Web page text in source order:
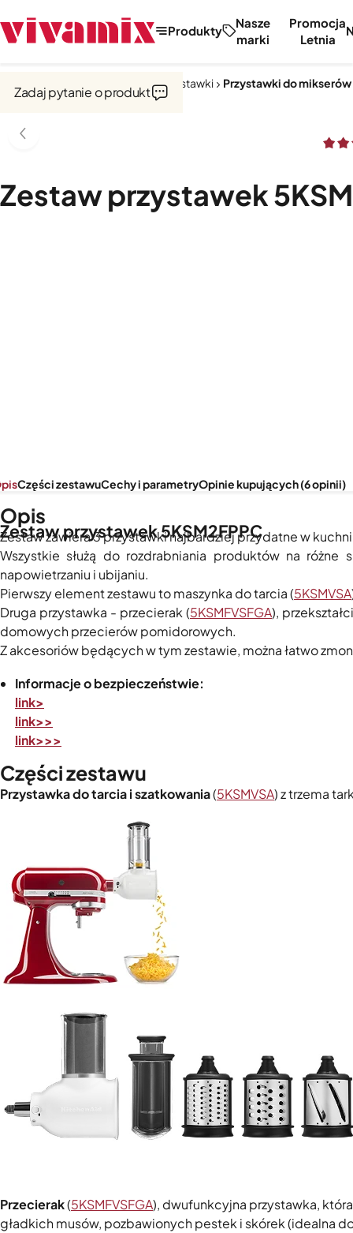
Produkty
Nasze
marki
Promocja
Letnia
Miksery, misy, przystawki Przystawki do mikserów
Zestaw przystawek
Zadaj pytanie o produkt
Zestaw przystawek 5KSM2FPPC
Części zestawuCechy i parametryOpinie kupujących (6 opinii)
Opis
Zestaw zawiera 3 przystawki najbardziej przydatne w
Wszystkie służą do rozdrabniania produktów na
napowietrzaniu i ubijaniu.
Pierwszy element zestawu to maszynka do tarcia (5KSMVSA
Druga przystawka - przecierak (5KSMFVSFGA),
domowych przecierów pomidorowych.
Z akcesoriów będących w tym zestawie, można łatwo
Informacje o bezpieczeństwie:
link>
link>>
link>>>
Części zestawu
Przystawka do tarcia i szatkowania(5KSMVSA) z trzema
Przecierak(5KSMFVSFGA), dwufunkcyjna przystawka,
gładkich musów, pozbawionych pestek i skórek (idealna